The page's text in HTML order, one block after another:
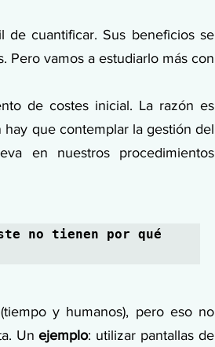
cuantificar. Sus beneficios se
Pero vamos a estudiarlo más con
de costes inicial. La razón es
que contemplar la gestión del
en nuestros procedimientos
no tienen por qué
y humanos), pero eso no
Un ejemplo: utilizar pantallas de